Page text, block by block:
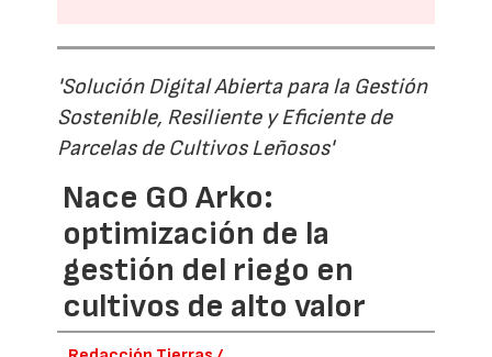
'Solución Digital Abierta para la Gestión
Sostenible, Resiliente y Eficiente de
Parcelas de Cultivos Leñosos'
Nace GO Arko:
optimización de la
gestión del riego en
cultivos de alto valor